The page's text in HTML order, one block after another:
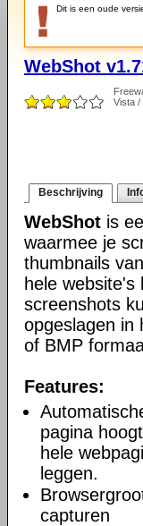
Dit is een oude
WebShot
Vista /
Beschrijving
WebShot is
waarmee je
thumbnails
hele
screenshots
opgeslagen in
of BMP
Features:
pagina
hele
leggen.
capturen